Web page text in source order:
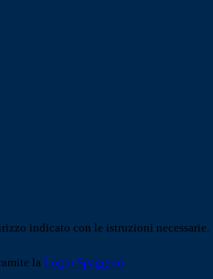
indicato con le istruzioni necessarie.
la Login Spaggiari